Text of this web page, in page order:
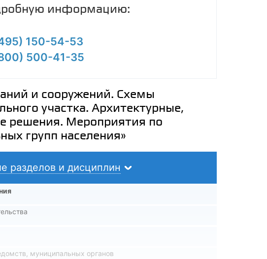
информацию:
150-54-53
500-41-35
и сооружений. Схемы
участка. Архитектурные,
решения. Мероприятия по
групп населения»
разделов и дисциплин
муниципальных органов